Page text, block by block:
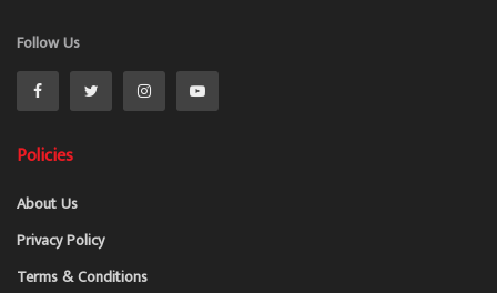
Follow Us
Policies
About Us
Privacy Policy
Terms & Conditions